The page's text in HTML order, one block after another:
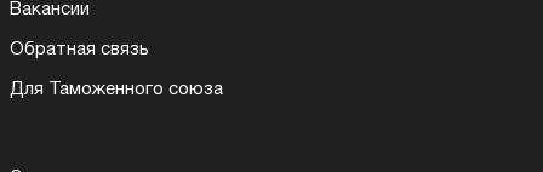
Вакансии
Обратная связь
Для Таможенного союза